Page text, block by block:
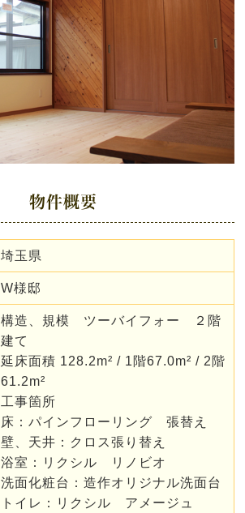
物件概要
埼玉県
W様邸
構造、規模 ツーバイフォー ２階
建て
延床面積 128.2m² / 1階67.0m² / 2階
61.2m²
工事箇所
床：パインフローリング 張替え
壁、天井：クロス張り替え
浴室：リクシル リノビオ
洗面化粧台：造作オリジナル洗面台
トイレ：リクシル アメージュ